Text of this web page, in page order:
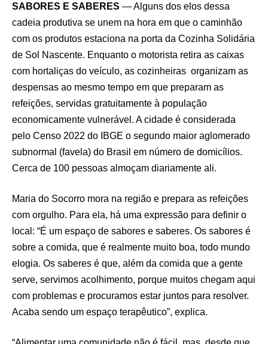
SABORES E SABERES — Alguns dos elos dessa
cadeia produtiva se unem na hora em que o caminhão
com os produtos estaciona na porta da Cozinha Solidária
de Sol Nascente. Enquanto o motorista retira as caixas
com hortaliças do veículo, as cozinheiras organizam as
despensas ao mesmo tempo em que preparam as
refeições, servidas gratuitamente à população
economicamente vulnerável. A cidade é considerada
pelo Censo 2022 do IBGE o segundo maior aglomerado
subnormal (favela) do Brasil em número de domicílios.
Cerca de 100 pessoas almoçam diariamente ali.
Maria do Socorro mora na região e prepara as refeições
com orgulho. Para ela, há uma expressão para definir o
local: “É um espaço de sabores e saberes. Os sabores é
sobre a comida, que é realmente muito boa, todo mundo
elogia. Os saberes é que, além da comida que a gente
serve, servimos acolhimento, porque muitos chegam aqui
com problemas e procuramos estar juntos para resolver.
Acaba sendo um espaço terapêutico”, explica.